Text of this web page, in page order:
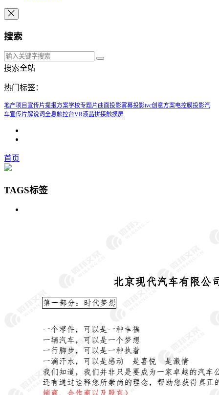
搜索
搜索全站
热门标签：
地产项目宣传片提报方案学校专题片曲面投影雾幕投影tvc创意方案电控膜投影汽
车宣传片解说词全息触控台VR液晶拼接触摸屏
首页
TAGS标签